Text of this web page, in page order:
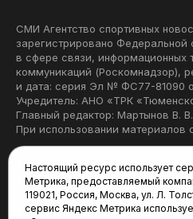
СМИ Агентство спортивных
зарегистрировано Федеральной
в сфере связи, информационных
коммуникаций (Роскомнадзор),
и дата: серия Эл № ФС77-81090
Учредитель: АНО «ТРК
Главный редактор: Мартынов В. В.
При использовании материалов
Редакция:
625035, Тюмень, пр.
Настоящий ресурс использует
Метрика, предоставляемый
119021, Россия, Москва, ул. Л.
сервис Яндекс Метрика